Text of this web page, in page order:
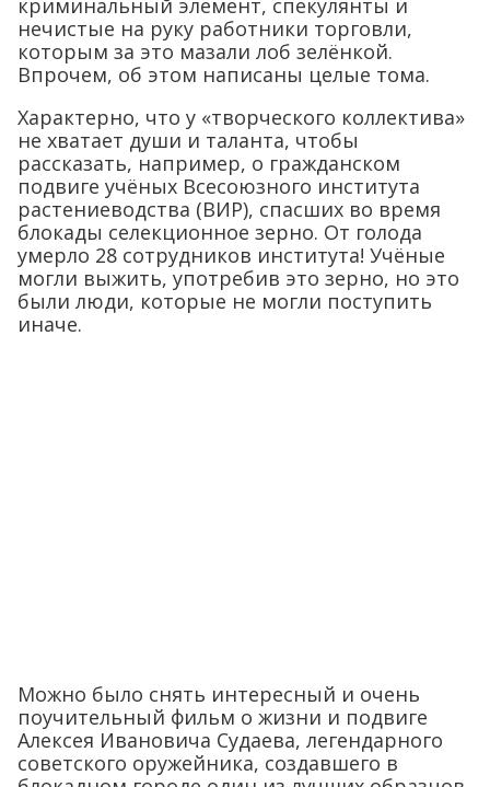
криминальный элемент, спекулянты и
нечистые на руку работники торговли,
которым за это мазали лоб зелёнкой.
Впрочем, об этом написаны целые тома.
Характерно, что у «творческого коллектива»
не хватает души и таланта, чтобы
рассказать, например, о гражданском
подвиге учёных Всесоюзного института
растениеводства (ВИР), спасших во время
блокады селекционное зерно. От голода
умерло 28 сотрудников института! Учёные
могли выжить, употребив это зерно, но это
были люди, которые не могли поступить
иначе.
Можно было снять интересный и очень
поучительный фильм о жизни и подвиге
Алексея Ивановича Судаева, легендарного
советского оружейника, создавшего в